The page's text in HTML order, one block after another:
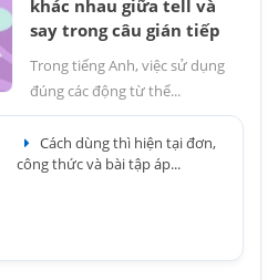
khác nhau giữa tell và
say trong câu gián tiếp
Trong tiếng Anh, việc sử dụng
đúng các động từ thể...
Cách dùng thì hiện tại đơn,
công thức và bài tập áp...